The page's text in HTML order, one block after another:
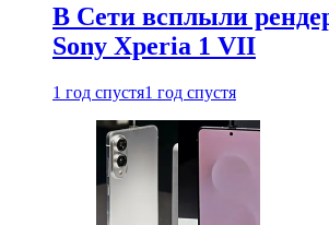
В Сети всплыли
Sony Xperia 1 VII
1 год спустя1 год спустя